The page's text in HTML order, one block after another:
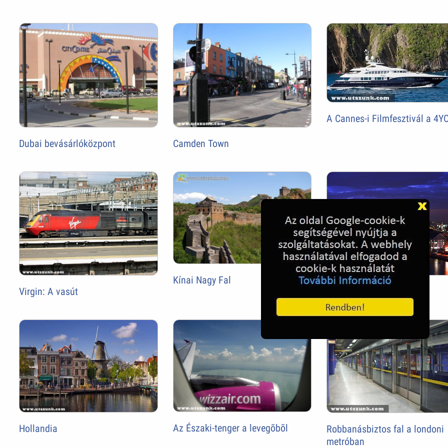
Dubai bevásárlóközpont Camden Town
A Cannes-i Filmfesztivál a
Virgin: A vasút
Kínai Nagy Fal
Hollandia Az Északi-tenger a levegõbõl
Robbanásbiztos fal a londoni
metróban